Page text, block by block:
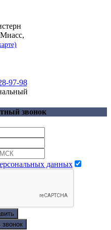
Миасс,
97-98
звонок
данных
звонок